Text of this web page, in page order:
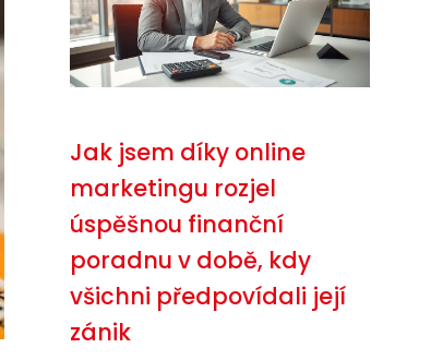
Jak jsem díky online
marketingu rozjel
úspěšnou finanční
poradnu v době, kdy
všichni předpovídali její
zánik